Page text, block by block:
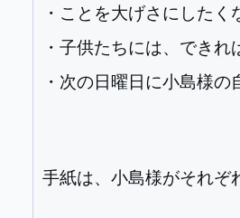
・ことを大げさにしたく
・子供たちには、でき
・次の日曜日に小島様
手紙は、小島様がそれぞ